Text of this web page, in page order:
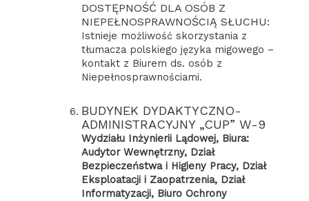
DOSTĘPNOŚĆ DLA OSÓB Z
NIEPEŁNOSPRAWNOŚCIĄ SŁUCHU:
Istnieje możliwość skorzystania z
tłumacza polskiego języka migowego –
kontakt z Biurem ds. osób z
Niepełnosprawnościami.
BUDYNEK DYDAKTYCZNO-
ADMINISTRACYJNY „CUP” W-9
Wydziału Inżynierii Lądowej, Biura:
Audytor Wewnętrzny, Dział
Bezpieczeństwa i Higieny Pracy, Dział
Eksploatacji i Zaopatrzenia, Dział
Informatyzacji, Biuro Ochrony